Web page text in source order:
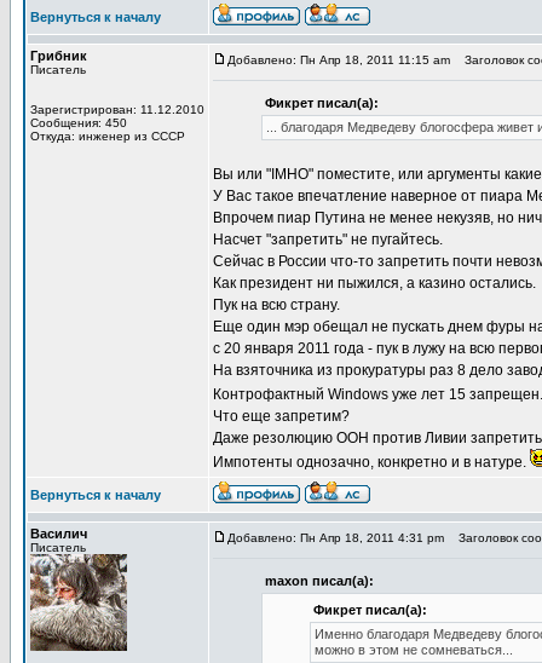
Вернуться к началу
Грибник
Писатель
Зарегистрирован: 11.12.2010
Сообщения: 450
Откуда: инженер из СССР
Добавлено: Пн Апр 18, 2011 11:15 am Заголовок
Фикрет писал(а):
... благодаря Медведеву блогосфера живет
Вы или "IMHO" поместите, или аргументы
У Вас такое впечатление наверное от пиара
Впрочем пиар Путина не менее некузяв, но
Насчет "запретить" не пугайтесь.
Сейчас в России что-то запретить почти
Как президент ни пыжился, а казино остались.
Пук на всю страну.
Еще один мэр обещал не пускать днем фуры
с 20 января 2011 года - пук в лужу на всю
На взяточника из прокуратуры раз 8 дело
Контрофактный Windows уже лет 15
Что еще запретим?
Даже резолюцию ООН против Ливии
Импотенты однозачно, конкретно и в натуре.
Вернуться к началу
Василич
Писатель
Добавлено: Пн Апр 18, 2011 4:31 pm Заголовок
maxon писал(а):
Фикрет писал(а):
Именно благодаря Медведеву
можно в этом не сомневаться...